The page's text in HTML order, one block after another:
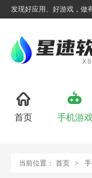
发现好应用、好游戏，做
首页 手机游戏
当前位置： 首页